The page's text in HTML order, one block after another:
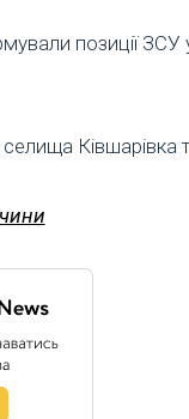
позиції ЗСУ
Ківшарівка